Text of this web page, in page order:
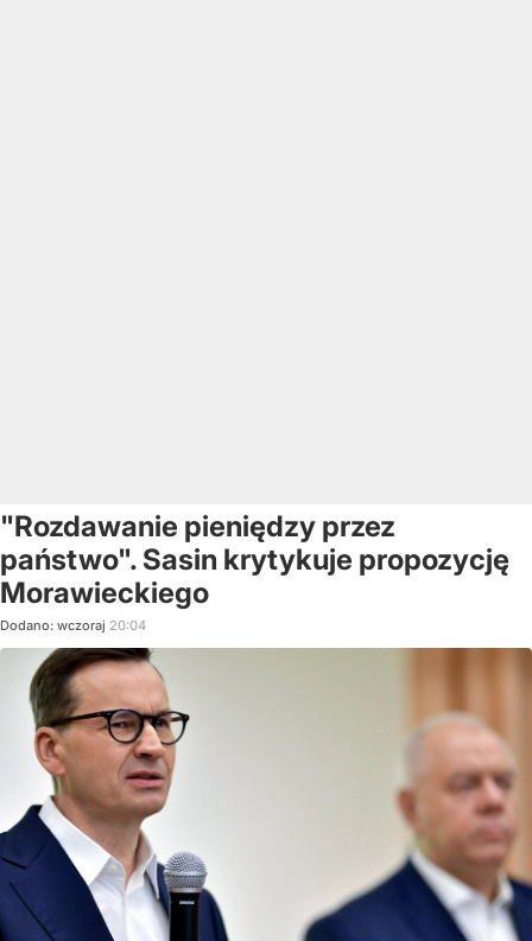
"Rozdawanie pieniędzy przez
państwo". Sasin krytykuje propozycję
Morawieckiego
Dodano: wczoraj 20:04